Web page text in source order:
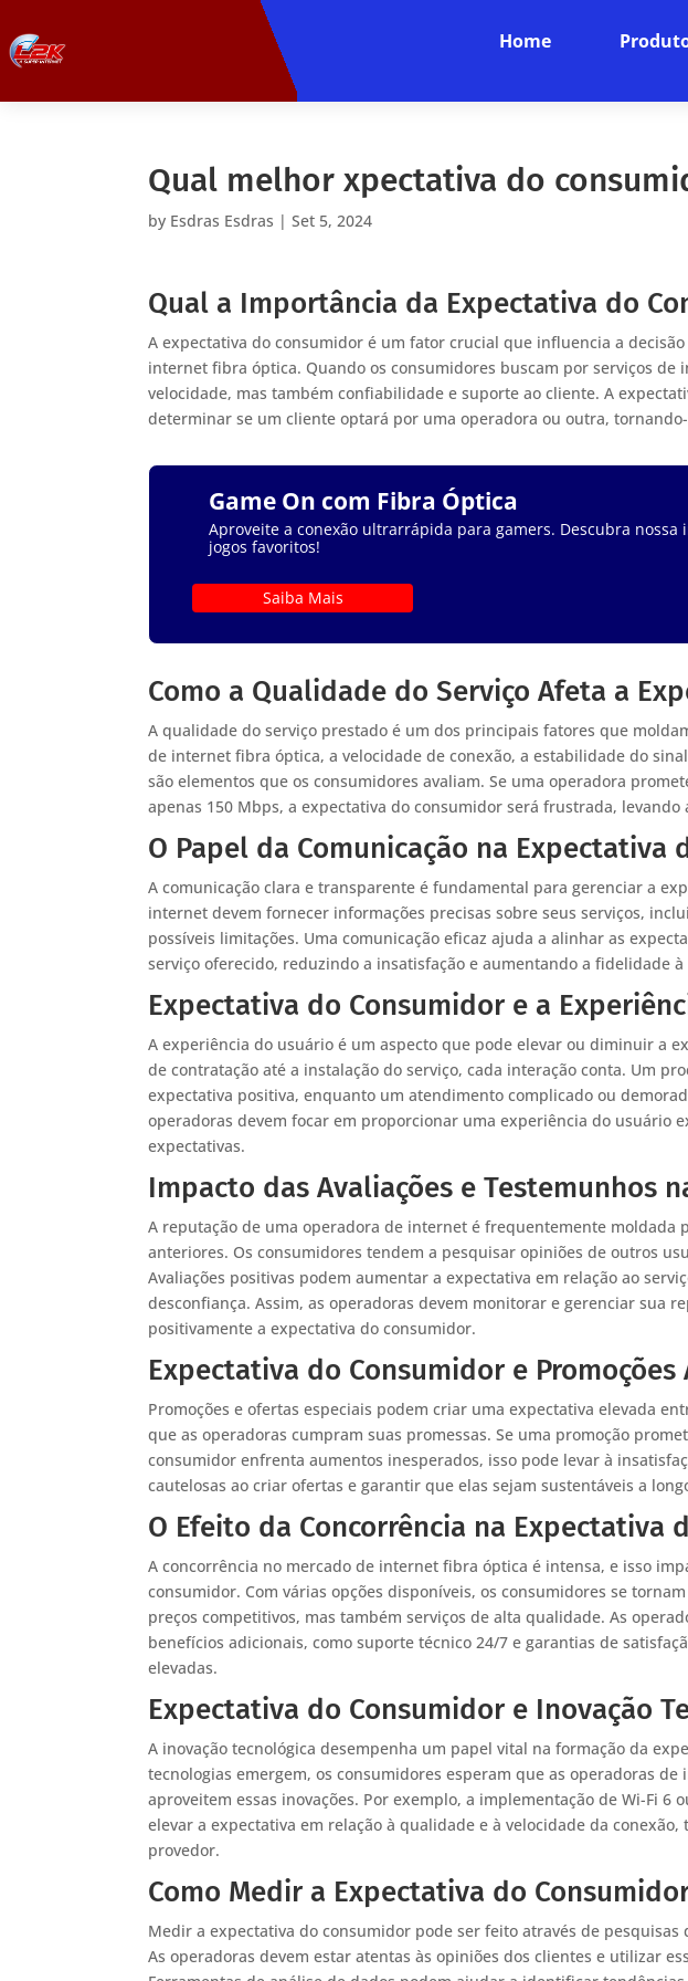
Home
Qual melhor xpectativa do
by Esdras Esdras |Set 5, 2024
Qual a Importância da Expectativa do
A expectativa do consumidor é um fator crucial que influencia a
internet fibra óptica. Quando os consumidores buscam por serviços de
velocidade, mas também confiabilidade e suporte ao cliente. A
determinar se um cliente optará por uma operadora ou outra,
Game On com Fibra Óptica
Aproveite a conexão ultrarrápida para gamers. Descubra
jogos favoritos!
Saiba Mais
Como a Qualidade do Serviço Afeta a
A qualidade do serviço prestado é um dos principais fatores que
de internet fibra óptica, a velocidade de conexão, a estabilidade do
são elementos que os consumidores avaliam. Se uma operadora
apenas 150 Mbps, a expectativa do consumidor será frustrada,
O Papel da Comunicação na Expectativa
A comunicação clara e transparente é fundamental para gerenciar a
internet devem fornecer informações precisas sobre seus serviços,
possíveis limitações. Uma comunicação eficaz ajuda a alinhar as
serviço oferecido, reduzindo a insatisfação e aumentando a fidelidade à
Expectativa do Consumidor e a
A experiência do usuário é um aspecto que pode elevar ou diminuir a
de contratação até a instalação do serviço, cada interação conta. Um
expectativa positiva, enquanto um atendimento complicado ou
operadoras devem focar em proporcionar uma experiência do usuário
expectativas.
Impacto das Avaliações e Testemunhos
A reputação de uma operadora de internet é frequentemente moldada
anteriores. Os consumidores tendem a pesquisar opiniões de outros
Avaliações positivas podem aumentar a expectativa em relação ao
desconfiança. Assim, as operadoras devem monitorar e gerenciar sua
positivamente a expectativa do consumidor.
Expectativa do Consumidor e Promoções
Promoções e ofertas especiais podem criar uma expectativa elevada
que as operadoras cumpram suas promessas. Se uma promoção
consumidor enfrenta aumentos inesperados, isso pode levar à
cautelosas ao criar ofertas e garantir que elas sejam sustentáveis a
O Efeito da Concorrência na Expectativa
A concorrência no mercado de internet fibra óptica é intensa, e isso
consumidor. Com várias opções disponíveis, os consumidores se
preços competitivos, mas também serviços de alta qualidade. As
benefícios adicionais, como suporte técnico 24/7 e garantias de
elevadas.
Expectativa do Consumidor e Inovação
A inovação tecnológica desempenha um papel vital na formação da
tecnologias emergem, os consumidores esperam que as operadoras
aproveitem essas inovações. Por exemplo, a implementação de Wi-Fi 6
elevar a expectativa em relação à qualidade e à velocidade da
provedor.
Como Medir a Expectativa do
Medir a expectativa do consumidor pode ser feito através de pesquisas
As operadoras devem estar atentas às opiniões dos clientes e utilizar